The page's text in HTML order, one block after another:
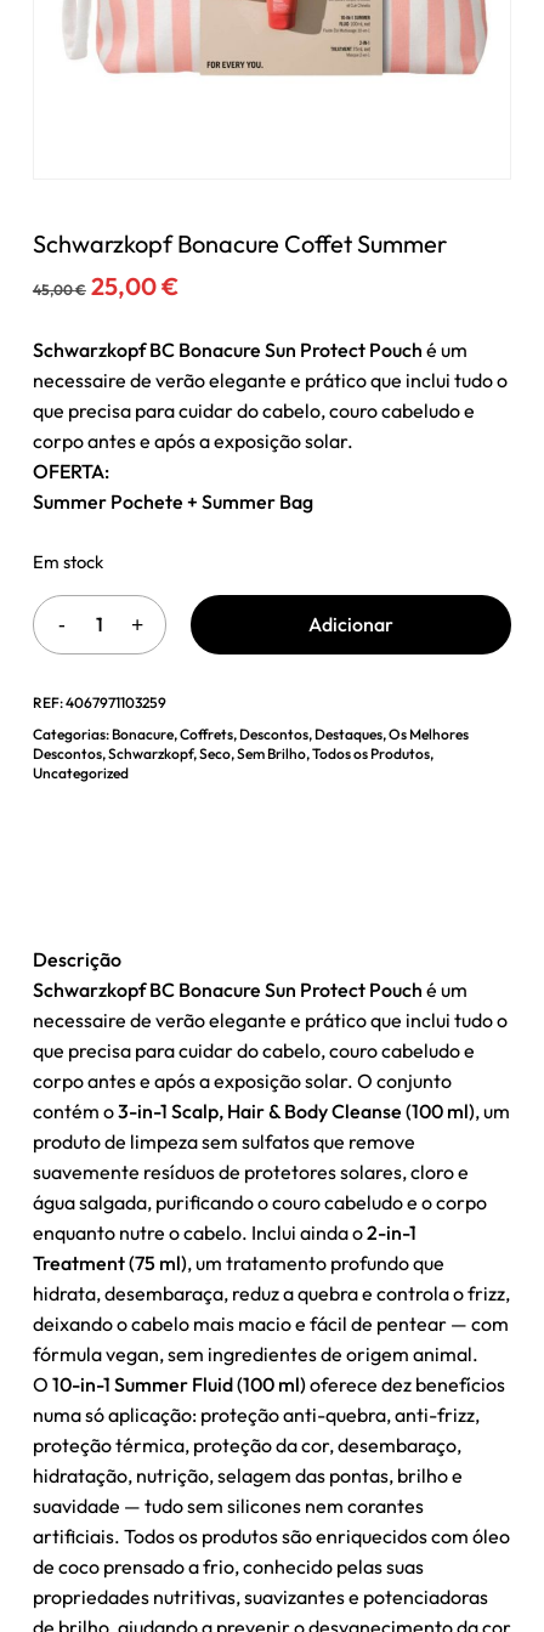
Schwarzkopf Bonacure Coffet Summer
45,00€ O
original
era:
45,00 €.
25,00€O
atual
é:
25,00 €.
Schwarzkopf BC Bonacure Sun Protect Pouch é um
necessaire de verão elegante e prático que inclui tudo o
que precisa para cuidar do cabelo, couro cabeludo e
corpo antes e após a exposição solar.
OFERTA:
Summer Pochete + Summer Bag
Em stock
Adicionar
REF:4067971103259
Categorias:Bonacure,Coffrets,Descontos,Destaques,Os Melhores
Descontos,Schwarzkopf,Seco,Sem Brilho,Todos os Produtos,
Uncategorized
Descrição
Schwarzkopf BC Bonacure Sun Protect Pouch é um
necessaire de verão elegante e prático que inclui tudo o
que precisa para cuidar do cabelo, couro cabeludo e
corpo antes e após a exposição solar. O conjunto
contém o3-in-1 Scalp, Hair & Body Cleanse (100 ml), um
produto de limpeza sem sulfatos que remove
suavemente resíduos de protetores solares, cloro e
água salgada, purificando o couro cabeludo e o corpo
enquanto nutre o cabelo. Inclui ainda o2-in-1
Treatment (75 ml), um tratamento profundo que
hidrata, desembaraça, reduz a quebra e controla o frizz,
deixando o cabelo mais macio e fácil de pentear — com
fórmula vegan, sem ingredientes de origem animal.
O 10-in-1 Summer Fluid (100 ml)oferece dez benefícios
numa só aplicação: proteção anti-quebra, anti-frizz,
proteção térmica, proteção da cor, desembaraço,
hidratação, nutrição, selagem das pontas, brilho e
suavidade — tudo sem silicones nem corantes
artificiais. Todos os produtos são enriquecidos com óleo
de coco prensado a frio, conhecido pelas suas
propriedades nutritivas, suavizantes e potenciadoras
de brilho, ajudando a prevenir o desvanecimento da cor